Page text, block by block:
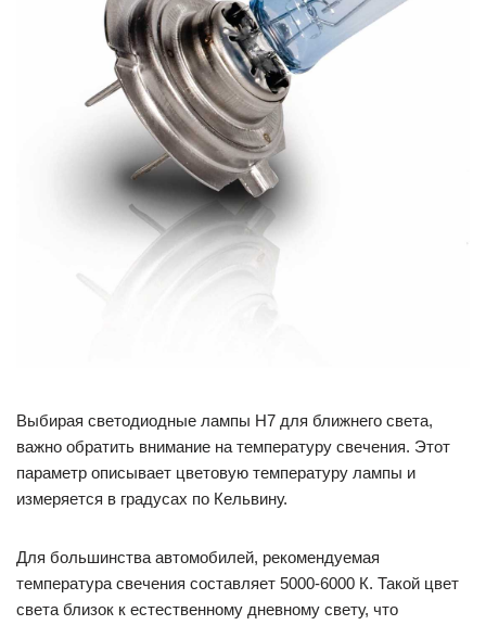
Выбирая светодиодные лампы H7 для ближнего света,
важно обратить внимание на температуру свечения. Этот
параметр описывает цветовую температуру лампы и
измеряется в градусах по Кельвину.
Для большинства автомобилей, рекомендуемая
температура свечения составляет 5000-6000 К. Такой цвет
света близок к естественному дневному свету, что